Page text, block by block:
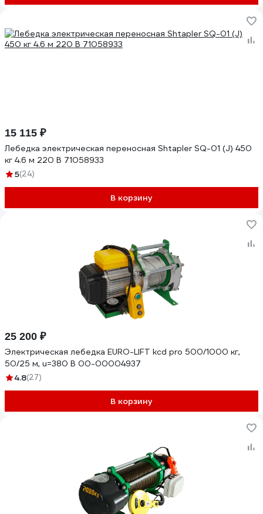
15 115 ₽
Лебедка электрическая переносная Shtapler SQ-01 (J) 450
кг 4.6 м 220 В 71058933
5(24)
В корзину
25 200 ₽
Электрическая лебедка EURO-LIFT kcd pro 500/1000 кг,
50/25 м, u=380 В 00-00004937
4.8(27)
В корзину